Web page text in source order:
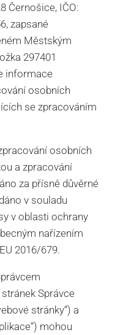
Černošice, IČO:
zapsané
Městským
297401
informace
osobních
se zpracováním
osobních
a zpracování
za přísně důvěrné
v souladu
v oblasti ochrany
nařízením
2016/679.
Správce
stránky“) a
mohou